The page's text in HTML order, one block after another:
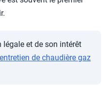
légale et de son intérêt
entretien de chaudière gaz